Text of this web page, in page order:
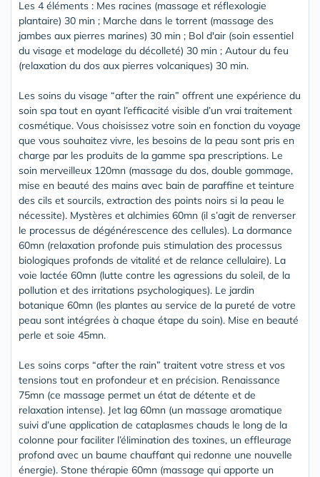
Les 4 éléments : Mes racines (massage et réflexologie
plantaire) 30 min ; Marche dans le torrent (massage des
jambes aux pierres marines) 30 min ; Bol d'air (soin essentiel
du visage et modelage du décolleté) 30 min ; Autour du feu
(relaxation du dos aux pierres volcaniques) 30 min.
Les soins du visage “after the rain” offrent une expérience du
soin spa tout en ayant l’efficacité visible d’un vrai traitement
cosmétique. Vous choisissez votre soin en fonction du voyage
que vous souhaitez vivre, les besoins de la peau sont pris en
charge par les produits de la gamme spa prescriptions. Le
soin merveilleux 120mn (massage du dos, double ­gommage,
mise en beauté des mains avec bain de paraffine et teinture
des cils et sourcils, extraction des points noirs si la peau le
nécessite). Mystères et alchimies 60mn (il s’agit de renverser
le processus de dégénérescence des cellules). La dormance
60mn (relaxation profonde puis stimulation des processus
biologiques profonds de vitalité et de relance cellulaire). La
voie lactée 60mn (lutte contre les agressions du soleil, de la
pollution et des irritations psychologiques). Le jardin
botanique 60mn (les plantes au service de la pureté de votre
peau sont intégrées à chaque étape du soin). Mise en beauté
perle et soie 45mn.
Les soins corps “after the rain” traitent votre stress et vos
tensions tout en profondeur et en précision. Renaissance
75mn (ce massage permet un état de détente et de
relaxation intense). Jet lag 60mn (un massage aromatique
suivi d’une application de cataplasmes chauds le long de la
colonne pour faciliter l’élimination des toxines, un effleurage
profond avec un baume chauffant qui redonne une nouvelle
énergie). Stone thérapie 60mn (massage qui apporte un